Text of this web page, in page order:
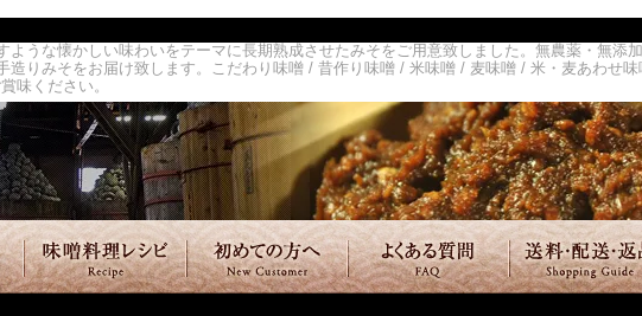
ような懐かしい味わいをテーマに長期熟成させたみそをご用意致しました。無農薬・無添
造りみそをお届け致します。こだわり味噌 / 昔作り味噌 / 米味噌 / 麦味噌 / 米・麦あわせ
味ください。